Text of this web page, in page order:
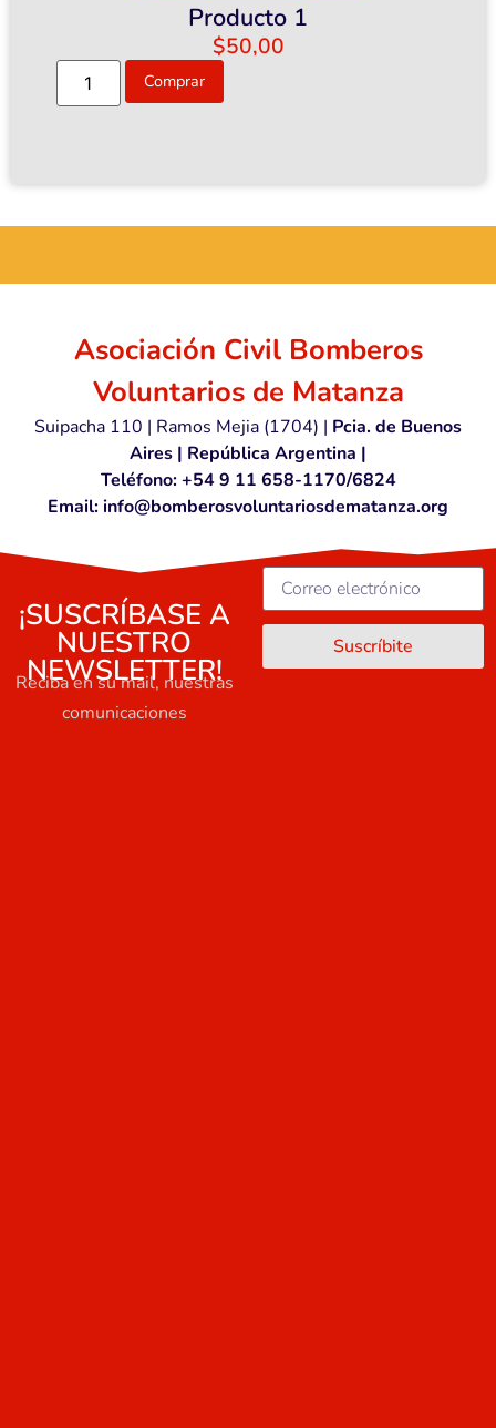
Producto 1
$50,00
Comprar
Asociación Civil Bomberos
Voluntarios de Matanza
Suipacha 110 | Ramos Mejia (1704) | Pcia. de Buenos
Aires | República Argentina |
Teléfono: +54 9 11 658-1170/6824
Email: info@bomberosvoluntariosdematanza.org
¡SUSCRÍBASE A
NUESTRO
NEWSLETTER!
Reciba en su mail, nuestras
comunicaciones
Suscríbite